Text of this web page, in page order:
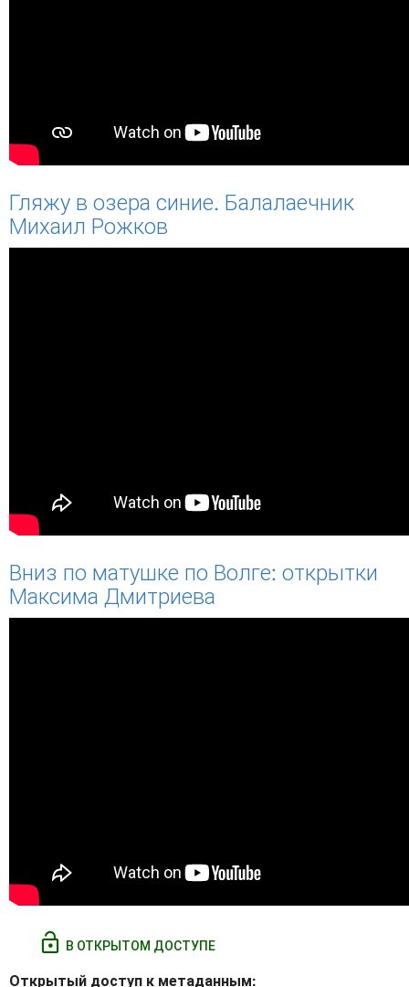
Гляжу в озера синие. Балалаечник
Михаил Рожков
Вниз по матушке по Волге: открытки
Максима Дмитриева
В ОТКРЫТОМ ДОСТУПЕ
Открытый доступ к метаданным: